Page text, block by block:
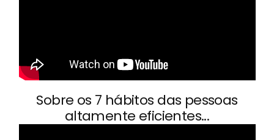
Sobre os 7 hábitos das pessoas
altamente eficientes...